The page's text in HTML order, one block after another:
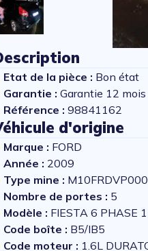
Etat de la pièce : Bon état
Garantie : Garantie 12 mois
Référence : 98841162
d'origine
Marque : FORD
Année : 2009
Type mine :
Nombre de portes : 5
Modèle : FIESTA 6 PHASE 1
Code boîte : B5/IB5
Code moteur : 1.6L